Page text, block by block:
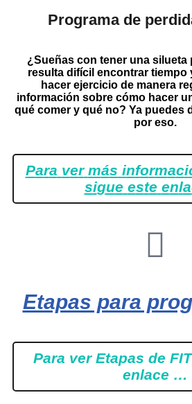
Programa de
¿Sueñas con tener una
resulta difícil encontrar tiempo
hacer ejercicio de manera
información sobre cómo hacer
qué comer y qué no? Ya puedes
por eso.
Para ver más informaci
sigue este enla
Etapas para
Para ver Etapas de
enlace …